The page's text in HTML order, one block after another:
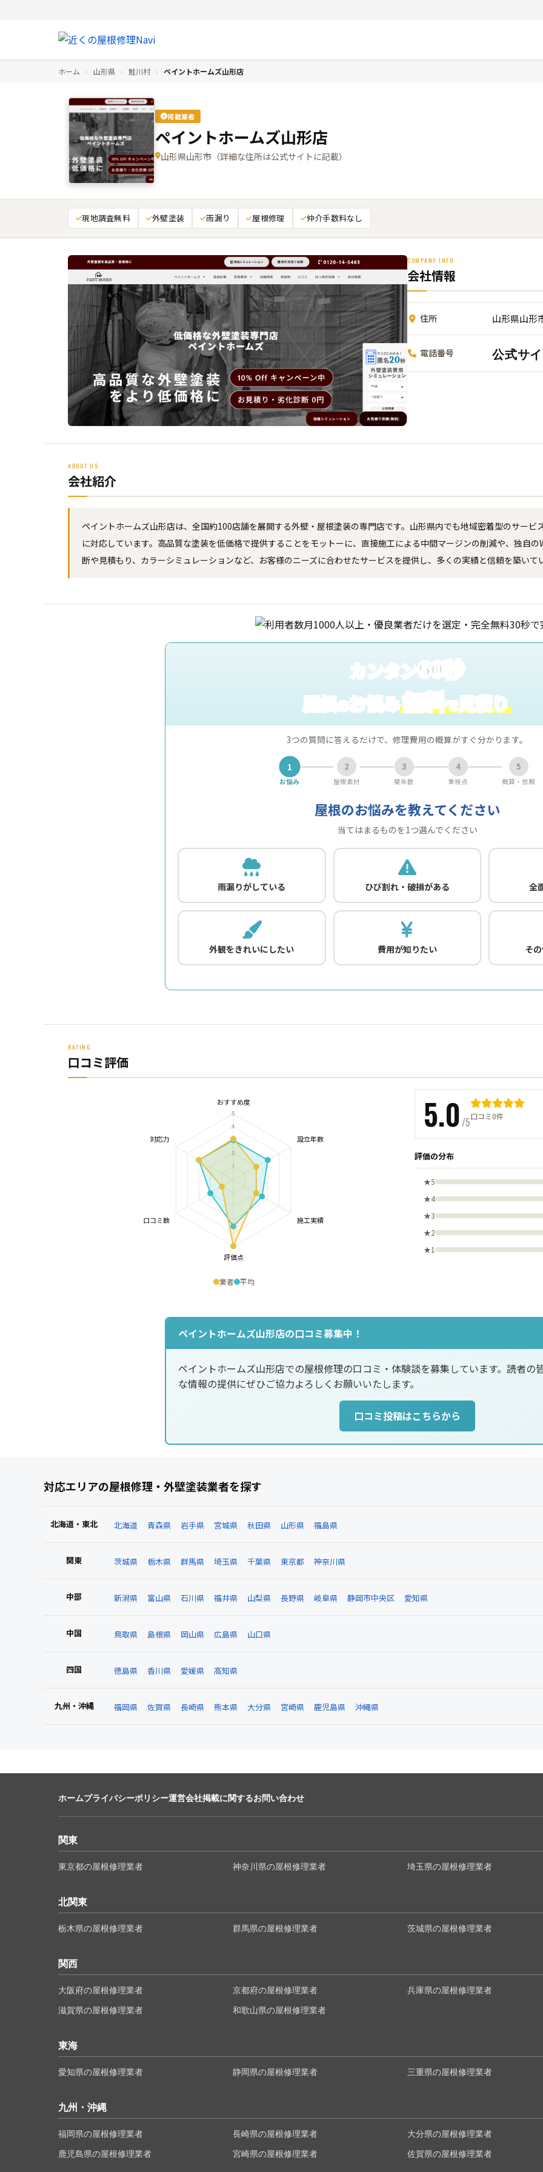
ホーム › 山形県 › 鮭川村 › ペイントホームズ山形店
掲載業者
ペイントホームズ山形店
山形県山形市（詳細な住所は公式サイトに記載）
現地調査無料 外壁塗装 雨漏り 屋根修理 仲介手数料なし
COMPANY INFO
会社情報
住所 山形県山形
電話番号 公式サ
ABOUT US
会社紹介
ペイントホームズ山形店は、全国約100店舗を展開する外壁・屋根塗装の専門店です。山形県内でも地域密着型のサー
に対応しています。高品質な塗装を低価格で提供することをモットーに、直接施工による中間マージンの削減や、独自
断や見積もり、カラーシミュレーションなど、お客様のニーズに合わせたサービスを提供し、多くの実績と信頼を築いて
カンタン60秒
屋根のお悩み無料で見積り
3つの質問に答えるだけで、修理費用の概算がすぐ分かります。
1
お悩み
2
屋根素材
3
築年数
4
重視点
5
概算・依頼
屋根のお悩みを教えてください
当てはまるものを1つ選んでください
雨漏りがしている ひび割れ・破損がある 全
外観をきれいにしたい 費用が知りたい そ
RATING
口コミ評価
業者 平均
5.0/5口コミ0件
評価の分布
★5
★4
★3
★2
★1
ペイントホームズ山形店の口コミ募集中！
ペイントホームズ山形店での屋根修理の口コミ・体験談を募集しています。読者の
な情報の提供にぜひご協力よろしくお願いいたします。
口コミ投稿はこちらから
対応エリアの屋根修理・外壁塗装業者を探す
北海道・東北 北海道 青森県 岩手県 宮城県 秋田県 山形県 福島県
関東 茨城県 栃木県 群馬県 埼玉県 千葉県 東京都 神奈川県
中部 新潟県 富山県 石川県 福井県 山梨県 長野県 岐阜県 静岡市中央区 愛知県
中国 鳥取県 島根県 岡山県 広島県 山口県
四国 徳島県 香川県 愛媛県 高知県
九州・沖縄 福岡県 佐賀県 長崎県 熊本県 大分県 宮崎県 鹿児島県 沖縄県
ホームプライバシーポリシー運営会社掲載に関するお問い合わせ
関東
東京都の屋根修理業者 神奈川県の屋根修理業者 埼玉県の屋根修理業者
北関東
栃木県の屋根修理業者 群馬県の屋根修理業者 茨城県の屋根修理業者
関西
大阪府の屋根修理業者 京都府の屋根修理業者 兵庫県の屋根修理業者
滋賀県の屋根修理業者 和歌山県の屋根修理業者
東海
愛知県の屋根修理業者 静岡県の屋根修理業者 三重県の屋根修理業者
九州・沖縄
福岡県の屋根修理業者 長崎県の屋根修理業者 大分県の屋根修理業者
鹿児島県の屋根修理業者 宮崎県の屋根修理業者 佐賀県の屋根修理業者